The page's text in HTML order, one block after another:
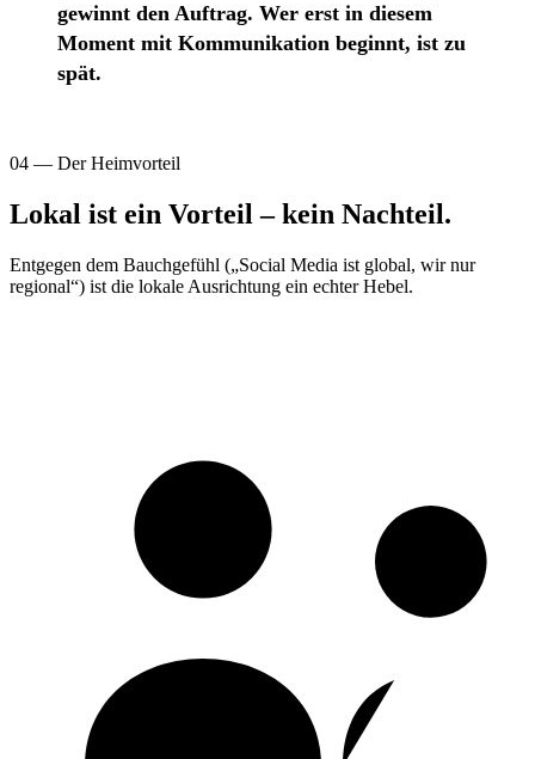
gewinnt den Auftrag. Wer erst in diesem
Moment mit Kommunikation beginnt, ist zu
spät.
04 — Der Heimvorteil
Lokal ist ein Vorteil – kein Nachteil.
Entgegen dem Bauchgefühl („Social Media ist global, wir nur
regional“) ist die lokale Ausrichtung ein echter Hebel.